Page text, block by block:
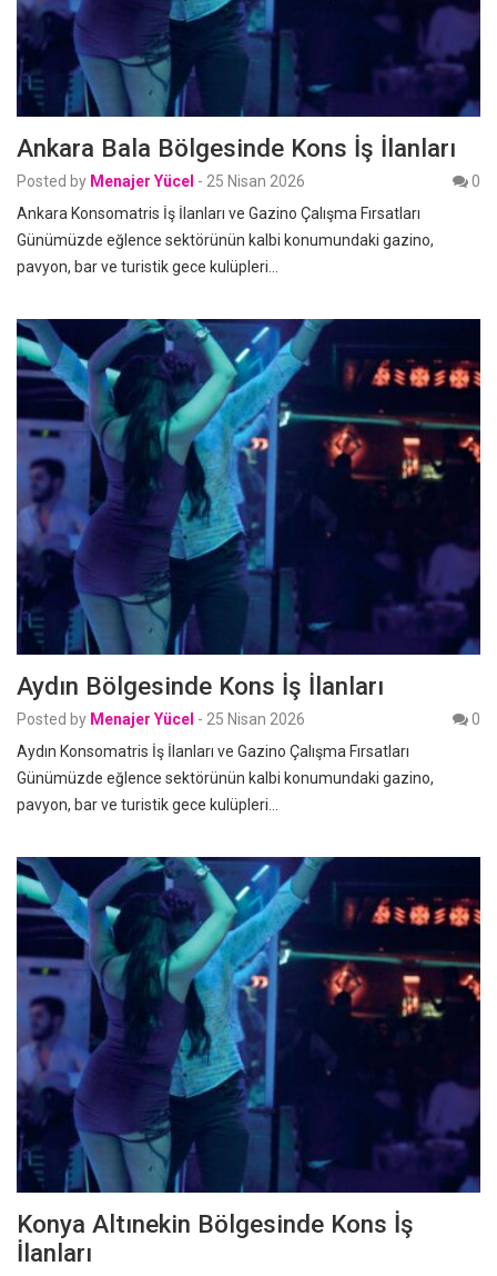
Ankara Bala Bölgesinde Kons İş İlanları
Posted by Menajer Yücel - 25 Nisan 2026
0
Ankara Konsomatris İş İlanları ve Gazino Çalışma Fırsatları
Günümüzde eğlence sektörünün kalbi konumundaki gazino,
pavyon, bar ve turistik gece kulüpleri…
Aydın Bölgesinde Kons İş İlanları
Posted by Menajer Yücel - 25 Nisan 2026
0
Aydın Konsomatris İş İlanları ve Gazino Çalışma Fırsatları
Günümüzde eğlence sektörünün kalbi konumundaki gazino,
pavyon, bar ve turistik gece kulüpleri…
Konya Altınekin Bölgesinde Kons İş
İlanları